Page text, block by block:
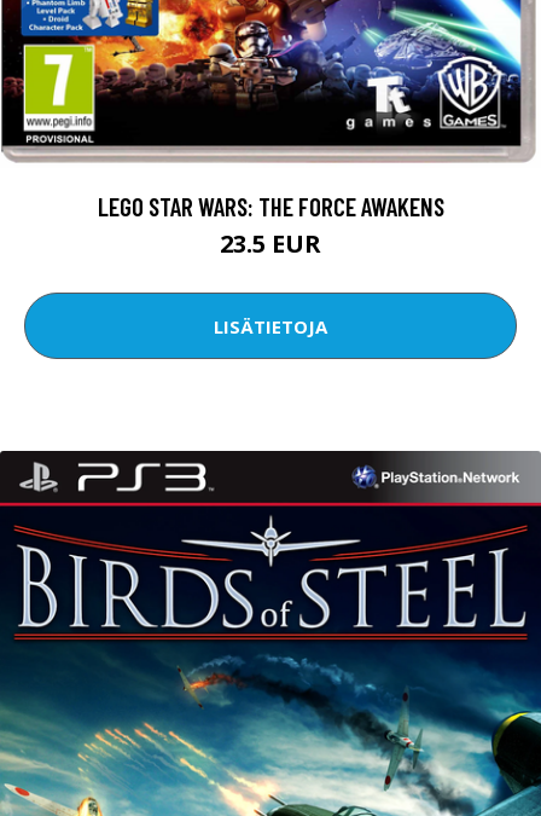
LEGO STAR WARS: THE FORCE AWAKENS
23.5 EUR
LISÄTIETOJA